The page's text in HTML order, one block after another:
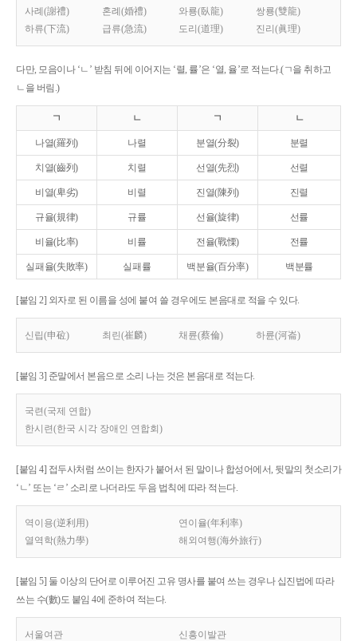
사례(謝禮)
혼례(婚禮) 와룡(臥龍)
쌍룡(雙龍)
하류(下流)
급류(急流) 도리(道理) 진리(眞理)
다만, 모음이나 ‘ㄴ’ 받침 뒤에 이어지는 ‘렬, 률’은 ‘열, 율’로 적는다.(ㄱ을 취하고
ㄴ을 버림.)
ㄱ ㄴ ㄱ ㄴ
나열(羅列) 나렬 분열(分裂) 분렬
치열(齒列) 치렬 선열(先烈) 선렬
비열(卑劣) 비렬 진열(陳列) 진렬
규율(規律) 규률 선율(旋律) 선률
비율(比率) 비률 전율(戰慄) 전률
실패율(失敗率) 실패률 백분율(百分率) 백분률
[붙임 2] 외자로 된 이름을 성에 붙여 쓸 경우에도 본음대로 적을 수 있다.
신립(申砬) 최린(崔麟) 채륜(蔡倫) 하륜(河崙)
[붙임 3] 준말에서 본음으로 소리 나는 것은 본음대로 적는다.
국련(국제 연합)
한시련(한국 시각 장애인 연합회)
[붙임 4] 접두사처럼 쓰이는 한자가 붙어서 된 말이나 합성어에서, 뒷말의 첫소리가
‘ㄴ’ 또는 ‘ㄹ’ 소리로 나더라도 두음 법칙에 따라 적는다.
역이용(逆利用)
연이율(年利率)
열역학(熱力學)
해외여행(海外旅行)
[붙임 5] 둘 이상의 단어로 이루어진 고유 명사를 붙여 쓰는 경우나 십진법에 따라
쓰는 수(數)도 붙임 4에 준하여 적는다.
서울여관 신흥이발관